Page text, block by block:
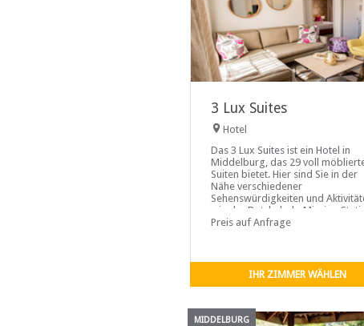
3 Lux Suites
Hotel
Das 3 Lux Suites ist ein Hotel in
Middelburg, das 29 voll
Suiten bietet. Hier sind Sie in der
Nähe verschiedener
Sehenswürdigkeiten und
wie der Botshabelo Mission
und Fort Merensky...
Preis auf Anfrage
IHR ZIMMER WÄHLEN
MIDDELBURG